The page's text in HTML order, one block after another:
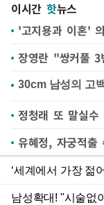
이시간 핫뉴스
'고지용과 이혼'
장영란 "쌍커풀
정청래 또 말실
유혜정, 자궁적